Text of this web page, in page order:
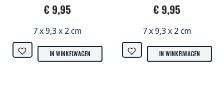
€ 9,95
7 x 9,3 x 2 cm
IN WINKELWAGEN
€ 9,95
7 x 9,3 x 2 cm
IN WINKELWAGEN